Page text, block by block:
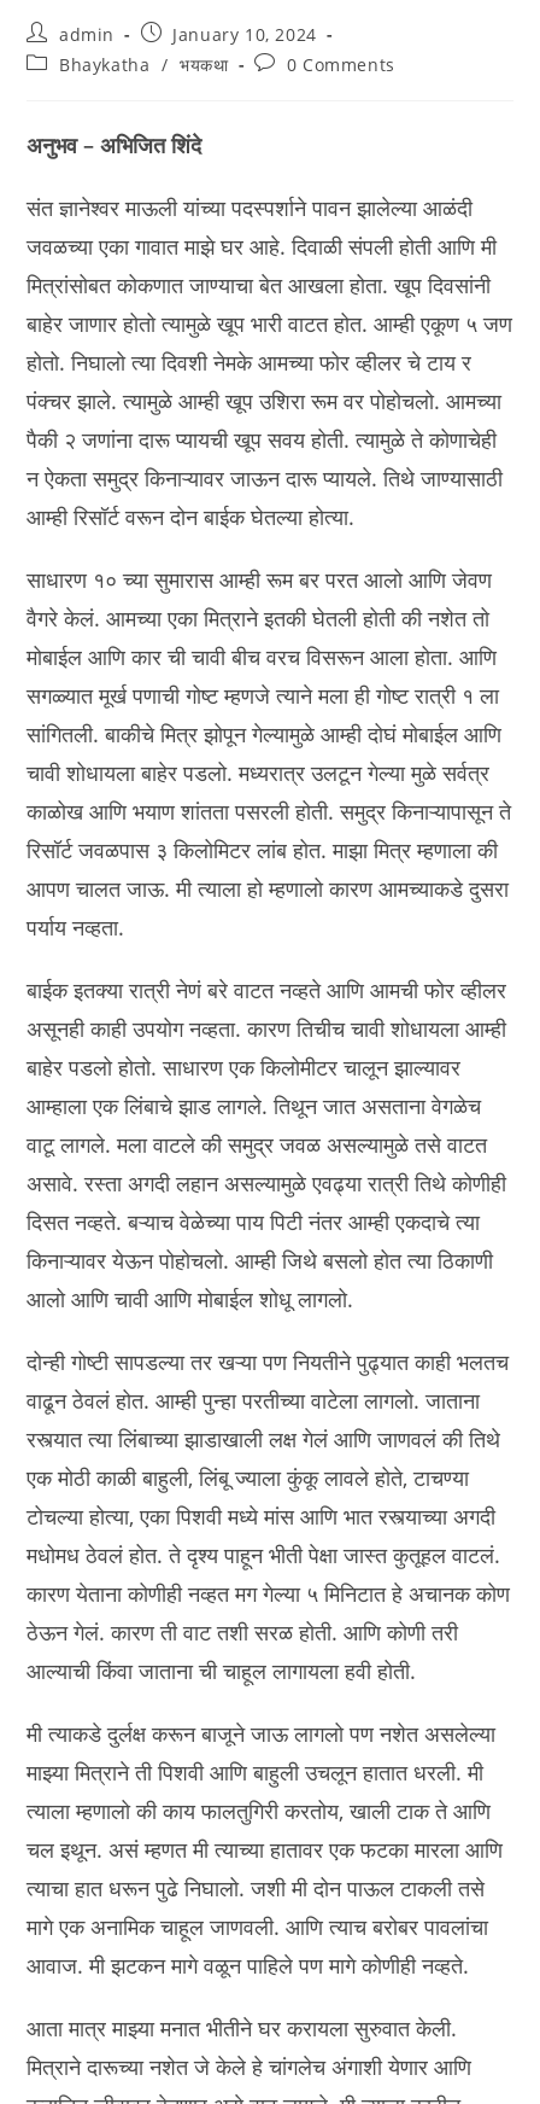
Post
author:
admin
Post
published:
January 10, 2024
PostBhaykatha / भयकथा
Post0 Comments
अनुभव – अभिजित शिंदे
संत ज्ञानेश्वर माऊली यांच्या पदस्पर्शाने पावन झालेल्या आळंदी
जवळच्या एका गावात माझे घर आहे. दिवाळी संपली होती आणि मी
मित्रांसोबत कोकणात जाण्याचा बेत आखला होता. खूप दिवसांनी
बाहेर जाणार होतो त्यामुळे खूप भारी वाटत होत. आम्ही एकूण ५ जण
होतो. निघालो त्या दिवशी नेमके आमच्या फोर व्हीलर चे टाय र
पंक्चर झाले. त्यामुळे आम्ही खूप उशिरा रूम वर पोहोचलो. आमच्या
पैकी २ जणांना दारू प्यायची खूप सवय होती. त्यामुळे ते कोणाचेही
न ऐकता समुद्र किनाऱ्यावर जाऊन दारू प्यायले. तिथे जाण्यासाठी
आम्ही रिसॉर्ट वरून दोन बाईक घेतल्या होत्या.
साधारण १० च्या सुमारास आम्ही रूम बर परत आलो आणि जेवण
वैगरे केलं. आमच्या एका मित्राने इतकी घेतली होती की नशेत तो
मोबाईल आणि कार ची चावी बीच वरच विसरून आला होता. आणि
सगळ्यात मूर्ख पणाची गोष्ट म्हणजे त्याने मला ही गोष्ट रात्री १ ला
सांगितली. बाकीचे मित्र झोपून गेल्यामुळे आम्ही दोघं मोबाईल आणि
चावी शोधायला बाहेर पडलो. मध्यरात्र उलटून गेल्या मुळे सर्वत्र
काळोख आणि भयाण शांतता पसरली होती. समुद्र किनाऱ्यापासून ते
रिसॉर्ट जवळपास ३ किलोमिटर लांब होत. माझा मित्र म्हणाला की
आपण चालत जाऊ. मी त्याला हो म्हणालो कारण आमच्याकडे दुसरा
पर्याय नव्हता.
बाईक इतक्या रात्री नेणं बरे वाटत नव्हते आणि आमची फोर व्हीलर
असूनही काही उपयोग नव्हता. कारण तिचीच चावी शोधायला आम्ही
बाहेर पडलो होतो. साधारण एक किलोमीटर चालून झाल्यावर
आम्हाला एक लिंबाचे झाड लागले. तिथून जात असताना वेगळेच
वाटू लागले. मला वाटले की समुद्र जवळ असल्यामुळे तसे वाटत
असावे. रस्ता अगदी लहान असल्यामुळे एवढ्या रात्री तिथे कोणीही
दिसत नव्हते. बऱ्याच वेळेच्या पाय पिटी नंतर आम्ही एकदाचे त्या
किनाऱ्यावर येऊन पोहोचलो. आम्ही जिथे बसलो होत त्या ठिकाणी
आलो आणि चावी आणि मोबाईल शोधू लागलो.
दोन्ही गोष्टी सापडल्या तर खऱ्या पण नियतीने पुढ्यात काही भलतच
वाढून ठेवलं होत. आम्ही पुन्हा परतीच्या वाटेला लागलो. जाताना
रस्त्यात त्या लिंबाच्या झाडाखाली लक्ष गेलं आणि जाणवलं की तिथे
एक मोठी काळी बाहुली, लिंबू ज्याला कुंकू लावले होते, टाचण्या
टोचल्या होत्या, एका पिशवी मध्ये मांस आणि भात रस्त्याच्या अगदी
मधोमध ठेवलं होत. ते दृश्य पाहून भीती पेक्षा जास्त कुतूहल वाटलं.
कारण येताना कोणीही नव्हत मग गेल्या ५ मिनिटात हे अचानक कोण
ठेऊन गेलं. कारण ती वाट तशी सरळ होती. आणि कोणी तरी
आल्याची किंवा जाताना ची चाहूल लागायला हवी होती.
मी त्याकडे दुर्लक्ष करून बाजूने जाऊ लागलो पण नशेत असलेल्या
माझ्या मित्राने ती पिशवी आणि बाहुली उचलून हातात धरली. मी
त्याला म्हणालो की काय फालतुगिरी करतोय, खाली टाक ते आणि
चल इथून. असं म्हणत मी त्याच्या हातावर एक फटका मारला आणि
त्याचा हात धरून पुढे निघालो. जशी मी दोन पाऊल टाकली तसे
मागे एक अनामिक चाहूल जाणवली. आणि त्याच बरोबर पावलांचा
आवाज. मी झटकन मागे वळून पाहिले पण मागे कोणीही नव्हते.
आता मात्र माझ्या मनात भीतीने घर करायला सुरुवात केली.
मित्राने दारूच्या नशेत जे केले हे चांगलेच अंगाशी येणार आणि